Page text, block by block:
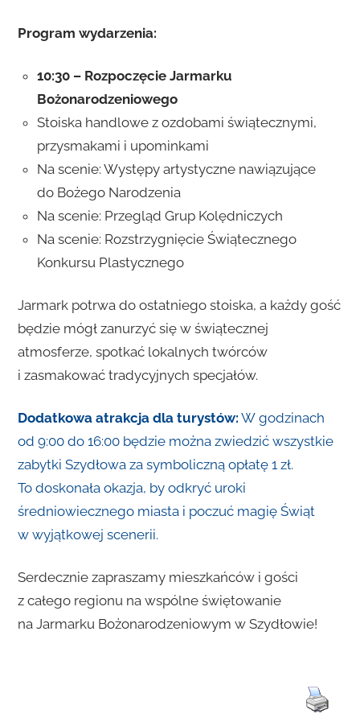
Program wydarzenia:
10:30 – Rozpoczęcie Jarmarku
Bożonarodzeniowego
Stoiska handlowe z ozdobami świątecznymi,
przysmakami i upominkami
Na scenie: Występy artystyczne nawiązujące
do Bożego Narodzenia
Na scenie: Przegląd Grup Kolędniczych
Na scenie: Rozstrzygnięcie Świątecznego
Konkursu Plastycznego
Jarmark potrwa do ostatniego stoiska, a każdy gość
będzie mógł zanurzyć się w świątecznej
atmosferze, spotkać lokalnych twórców
i zasmakować tradycyjnych specjałów.
Dodatkowa atrakcja dla turystów: W godzinach
od 9:00 do 16:00 będzie można zwiedzić wszystkie
zabytki Szydłowa za symboliczną opłatę 1 zł.
To doskonała okazja, by odkryć uroki
średniowiecznego miasta i poczuć magię Świąt
w wyjątkowej scenerii.
Serdecznie zapraszamy mieszkańców i gości
z całego regionu na wspólne świętowanie
na Jarmarku Bożonarodzeniowym w Szydłowie!